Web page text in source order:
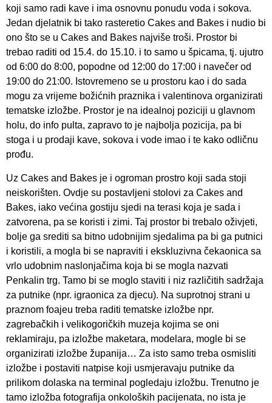
koji samo radi kave i ima osnovnu ponudu voda i sokova.
Jedan djelatnik bi tako rasteretio Cakes and Bakes i nudio bi
ono što se u Cakes and Bakes najviše troši. Prostor bi
trebao raditi od 15.4. do 15.10. i to samo u špicama, tj. ujutro
od 6:00 do 8:00, popodne od 12:00 do 17:00 i navečer od
19:00 do 21:00. Istovremeno se u prostoru kao i do sada
mogu za vrijeme božićnih praznika i valentinova organizirati
tematske izložbe. Prostor je na idealnoj poziciji u glavnom
holu, do info pulta, zapravo to je najbolja pozicija, pa bi
stoga i u prodaji kave, sokova i vode imao i te kako odličnu
prođu.
Uz Cakes and Bakes je i ogroman prostro koji sada stoji
neiskorišten. Ovdje su postavljeni stolovi za Cakes and
Bakes, iako većina gostiju sjedi na terasi koja je sada i
zatvorena, pa se koristi i zimi. Taj prostor bi trebalo oživjeti,
bolje ga srediti sa bitno udobnijim sjedalima pa bi ga putnici
i koristili, a mogla bi se napraviti i ekskluzivna čekaonica sa
vrlo udobnim naslonjačima koja bi se mogla nazvati
Penkalin trg. Tamo bi se moglo staviti i niz različitih sadržaja
za putnike (npr. igraonica za djecu). Na suprotnoj strani u
praznom foajeu treba raditi tematske izložbe npr.
zagrebačkih i velikogoričkih muzeja kojima se oni
reklamiraju, pa izložbe maketara, modelara, mogle bi se
organizirati izložbe županija… Za isto samo treba osmisliti
izložbe i postaviti natpise koji usmjeravaju putnike da
prilikom dolaska na terminal pogledaju izložbu. Trenutno je
tamo izložba fotografija onkoloških pacijenata, no ista je